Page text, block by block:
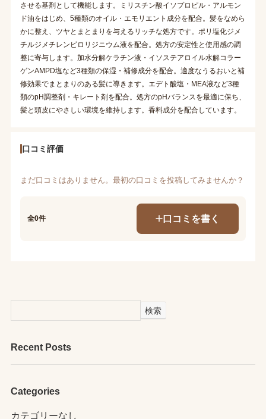
させる基剤として機能します。ミリスチン酸イソプロピル・アルモン
ド油をはじめ、5種類のオイル・エモリエント成分を配合。髪をなめら
かに整え、ツヤとまとまりを与えるリッチな処方です。ポリ塩化ジメ
チルジメチレンピロリジニウム液を配合。処方の安定性と使用感の調
整に寄与します。加水分解ケラチン液・イソステアロイル水解コラー
ゲンAMPD塩など3種類の保湿・補修成分を配合。適度なうるおいと補
修効果でまとまりのある髪に導きます。エデト酸塩・MEA液など3種
類のpH調整剤・キレート剤を配合。処方のpHバランスを最適に保ち、
髪と頭皮にやさしい環境を維持します。香料成分を配合しています。
口コミ評価
まだ口コミはありません。最初の口コミを投稿してみませんか？
全0件 口コミを書く
検索
Recent Posts
Categories
カテゴリーなし